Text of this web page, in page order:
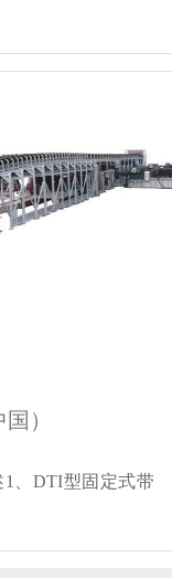
）
、DTI型固定式带